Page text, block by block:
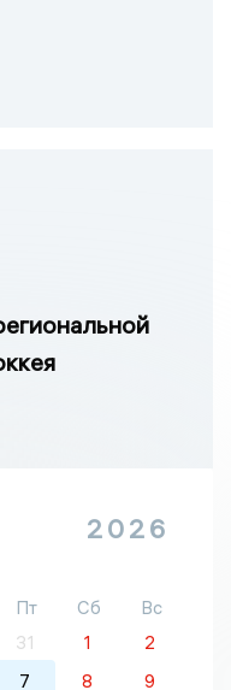
2026
Пт Сб
Вс
31 1
2
7 8 9